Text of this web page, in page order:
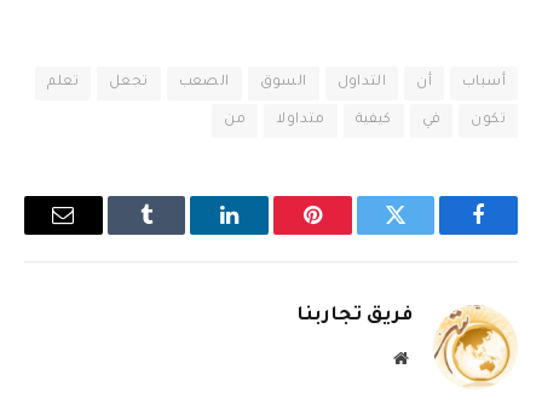
أسباب أن التداول السوق الصعب تجعل تعلم
تكون في كيفية متداولا من
فيسبوك تويتر بينتيريستلينكدإن Tumblr
البريد
فريق تجاربنا
موقع